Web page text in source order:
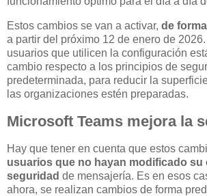
Estos cambios se van a activar, de
a partir del próximo 12 de enero de
usuarios que utilicen la configuración
cambio respecto a los principios de
predeterminada, para reducir la
las organizaciones estén preparadas.
Microsoft Teams mejora la
Hay que tener en cuenta que estos
usuarios que no hayan modificado
seguridad de mensajería. Es en esos
ahora, se realizan cambios de forma